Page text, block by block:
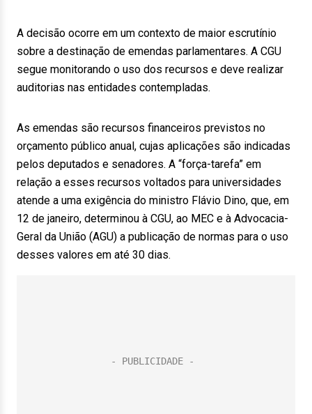
A decisão ocorre em um contexto de maior escrutínio
sobre a destinação de emendas parlamentares. A CGU
segue monitorando o uso dos recursos e deve realizar
auditorias nas entidades contempladas.
As emendas são recursos financeiros previstos no
orçamento público anual, cujas aplicações são indicadas
pelos deputados e senadores. A “força-tarefa” em
relação a esses recursos voltados para universidades
atende a uma exigência do ministro Flávio Dino, que, em
12 de janeiro, determinou à CGU, ao MEC e à Advocacia-
Geral da União (AGU) a publicação de normas para o uso
desses valores em até 30 dias.